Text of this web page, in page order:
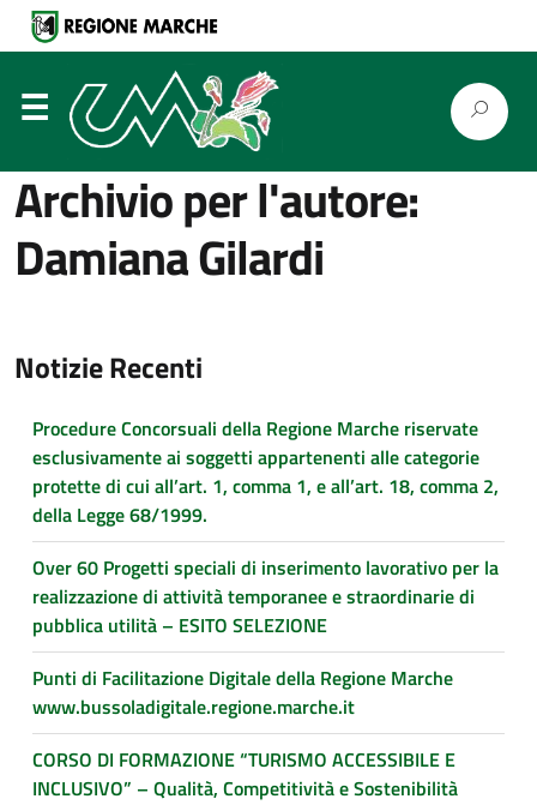
Archivio per l'autore:
Damiana Gilardi
Notizie Recenti
Procedure Concorsuali della Regione Marche riservate
esclusivamente ai soggetti appartenenti alle categorie
protette di cui all’art. 1, comma 1, e all’art. 18, comma 2,
della Legge 68/1999.
Over 60 Progetti speciali di inserimento lavorativo per la
realizzazione di attività temporanee e straordinarie di
pubblica utilità – ESITO SELEZIONE
Punti di Facilitazione Digitale della Regione Marche
www.bussoladigitale.regione.marche.it
CORSO DI FORMAZIONE “TURISMO ACCESSIBILE E
INCLUSIVO” – Qualità, Competitività e Sostenibilità